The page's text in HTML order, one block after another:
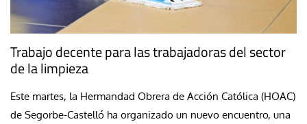
Trabajo decente para las trabajadoras del sector
de la limpieza
Este martes, la Hermandad Obrera de Acción Católica (HOAC)
de Segorbe-Castelló ha organizado un nuevo encuentro, una